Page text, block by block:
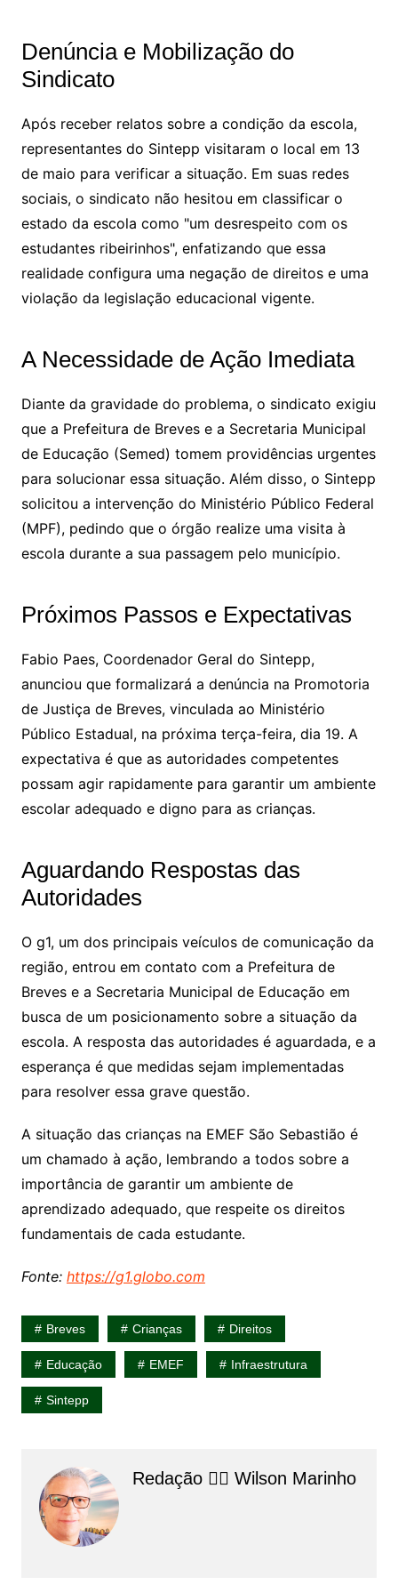
Denúncia e Mobilização do
Sindicato
Após receber relatos sobre a condição da escola,
representantes do Sintepp visitaram o local em 13
de maio para verificar a situação. Em suas redes
sociais, o sindicato não hesitou em classificar o
estado da escola como "um desrespeito com os
estudantes ribeirinhos", enfatizando que essa
realidade configura uma negação de direitos e uma
violação da legislação educacional vigente.
A Necessidade de Ação Imediata
Diante da gravidade do problema, o sindicato exigiu
que a Prefeitura de Breves e a Secretaria Municipal
de Educação (Semed) tomem providências urgentes
para solucionar essa situação. Além disso, o Sintepp
solicitou a intervenção do Ministério Público Federal
(MPF), pedindo que o órgão realize uma visita à
escola durante a sua passagem pelo município.
Próximos Passos e Expectativas
Fabio Paes, Coordenador Geral do Sintepp,
anunciou que formalizará a denúncia na Promotoria
de Justiça de Breves, vinculada ao Ministério
Público Estadual, na próxima terça-feira, dia 19. A
expectativa é que as autoridades competentes
possam agir rapidamente para garantir um ambiente
escolar adequado e digno para as crianças.
Aguardando Respostas das
Autoridades
O g1, um dos principais veículos de comunicação da
região, entrou em contato com a Prefeitura de
Breves e a Secretaria Municipal de Educação em
busca de um posicionamento sobre a situação da
escola. A resposta das autoridades é aguardada, e a
esperança é que medidas sejam implementadas
para resolver essa grave questão.
A situação das crianças na EMEF São Sebastião é
um chamado à ação, lembrando a todos sobre a
importância de garantir um ambiente de
aprendizado adequado, que respeite os direitos
fundamentais de cada estudante.
Fonte: https://g1.globo.com
Breves Crianças Direitos
Educação EMEF Infraestrutura
Sintepp
Redação 👨‍⚖️​ Wilson Marinho